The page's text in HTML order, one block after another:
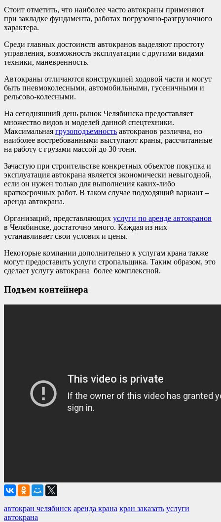
Стоит отметить, что наиболее часто автокраны применяют
при закладке фундамента, работах погрузочно-разгрузочного
характера.
Среди главных достоинств автокранов выделяют простоту
управления, возможность эксплуатации с другими видами
техники, маневренность.
Автокраны отличаются конструкцией ходовой части и могут
быть пневмоколесными, автомобильными, гусеничными и
рельсово-колесными.
На сегодняшний день рынок Челябинска предоставляет
множество видов и моделей данной спецтехники.
Максимальная грузоподъемность автокранов различна, но
наиболее востребованными выступают краны, рассчитанные
на работу с грузами массой до 30 тонн.
Зачастую при строительстве конкретных объектов покупка и
эксплуатация автокрана является экономически невыгодной,
если он нужен только для выполнения каких-либо
краткосрочных работ. В таком случае подходящий вариант –
аренда автокрана.
Организаций, представляющих услуги по аренде автокранов
в Челябинске, достаточно много. Каждая из них
устанавливает свои условия и цены.
Некоторые компании дополнительно к услугам крана также
могут предоставить услуги стропальщика. Таким образом, это
сделает услугу автокрана более комплексной.
Подъем контейнера
автокран челябинск аренда крана кран заказать услуги
автокрана